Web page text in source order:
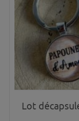
Lot